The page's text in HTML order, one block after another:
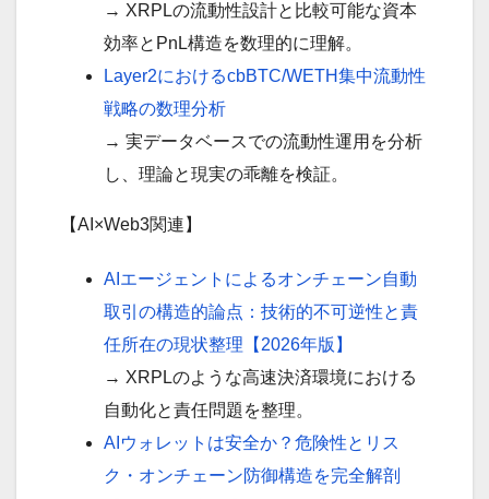
→ XRPLの流動性設計と比較可能な資本
効率とPnL構造を数理的に理解。
Layer2におけるcbBTC/WETH集中流動性
戦略の数理分析
→ 実データベースでの流動性運用を分析
し、理論と現実の乖離を検証。
【AI×Web3関連】
AIエージェントによるオンチェーン自動
取引の構造的論点：技術的不可逆性と責
任所在の現状整理【2026年版】
→ XRPLのような高速決済環境における
自動化と責任問題を整理。
AIウォレットは安全か？危険性とリス
ク・オンチェーン防御構造を完全解剖